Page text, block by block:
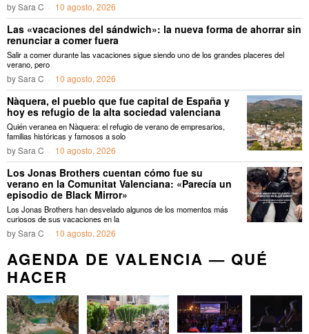
bySara C 10 agosto, 2026
Las «vacaciones del sándwich»: la nueva forma de ahorrar sin
renunciar a comer fuera
Salir a comer durante las vacaciones sigue siendo uno de los grandes placeres del
verano, pero
bySara C 10 agosto, 2026
Nàquera, el pueblo que fue capital de España y
hoy es refugio de la alta sociedad valenciana
Quién veranea en Nàquera: el refugio de verano de empresarios,
familias históricas y famosos a solo
bySara C 10 agosto, 2026
Los Jonas Brothers cuentan cómo fue su
verano en la Comunitat Valenciana: «Parecía un
episodio de Black Mirror»
Los Jonas Brothers han desvelado algunos de los momentos más
curiosos de sus vacaciones en la
bySara C 10 agosto, 2026
AGENDA DE VALENCIA — QUÉ
HACER